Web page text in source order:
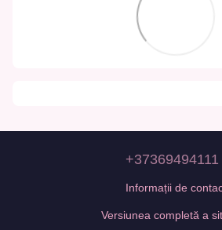
+37369494111
Informații de
Versiunea completă a